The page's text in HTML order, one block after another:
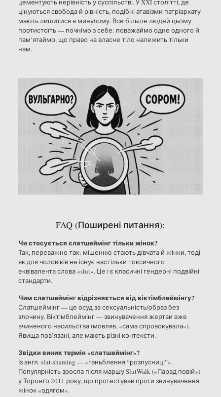
цементують нерівність у суспільстві. У XXI столітті, де
цінуються свобода й рівність, подібні атавізми патріархату
мають лишитися в минулому. Все більше людей цьому
протистоїть — почнімо з себе: поважаймо одне одного й
пам’ятаймо, що право на власне тіло належить тільки
нам.
FAQ (Поширені питання):
Чи стосується слатшеймінг тільки жінок?
Так, переважно так: мішенню стають дівчата й жінки, тоді
як для чоловіків не існує настільки токсичного
еквівалента слова «slut». Це і є класичні гендерні подвійні
стандарти.
Чим слатшеймінг відрізняється від віктімблеймінгу?
Слатшеймінг — це осуд за сексуальність/образ без
злочину. Віктімблеймінг — звинувачення жертви вже
вчиненого насильства (мовляв, «сама спровокувала»).
Явища пов’язані, але мають різні контексти.
Звідки виник термін «слатшеймінг»?
Із англ. slut-shaming — «ганьблення “розпусниці”».
Популярність зросла після маршу SlutWalk («Парад повій»)
у Торонто 2011 року, що протестував проти звинувачення
жінок «одягом».